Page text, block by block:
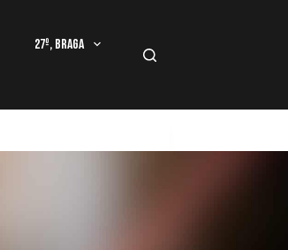
27º, Braga